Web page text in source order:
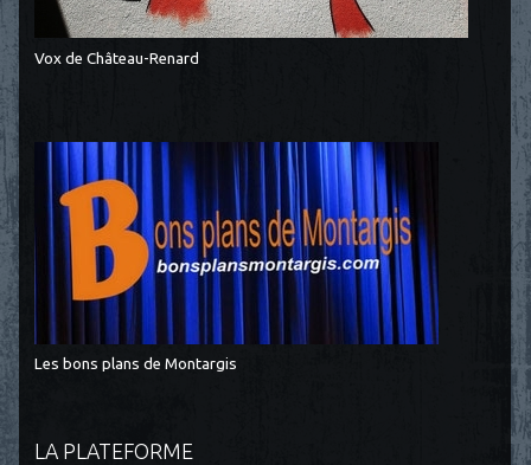
Vox de Château-Renard
Les bons plans de Montargis
LA PLATEFORME